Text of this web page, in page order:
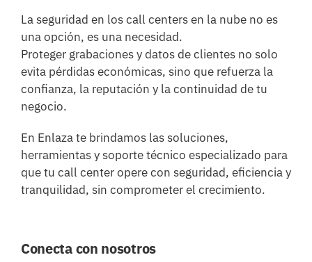
La seguridad en los call centers en la nube no es
una opción, es una necesidad.
Proteger grabaciones y datos de clientes no solo
evita pérdidas económicas, sino que refuerza la
confianza, la reputación y la continuidad de tu
negocio.
En Enlaza te brindamos las soluciones,
herramientas y soporte técnico especializado para
que tu call center opere con seguridad, eficiencia y
tranquilidad, sin comprometer el crecimiento.
Conecta con nosotros